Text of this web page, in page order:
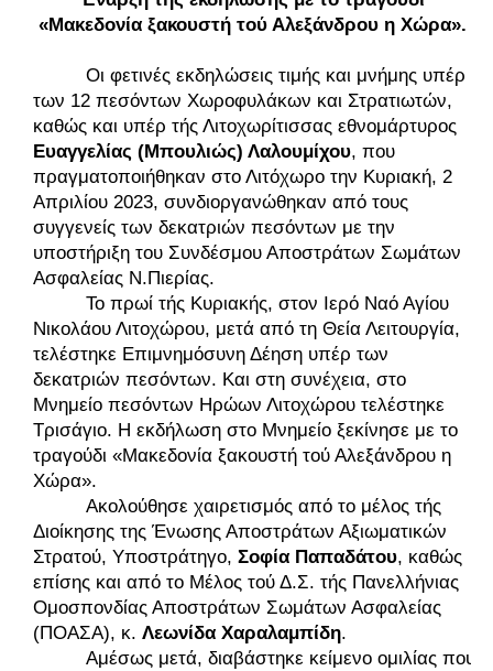
«Μακεδονία ξακουστή τού Αλεξάνδρου η Χώρα».
Οι φετινές εκδηλώσεις τιμής και μνήμης υπέρ
των 12 πεσόντων Χωροφυλάκων και Στρατιωτών,
Ευαγγελίας (Μπουλιώς) Λαλουμίχου, που
πραγματοποιήθηκαν στο Λιτόχωρο την Κυριακή, 2
Απριλίου 2023, συνδιοργανώθηκαν από τους
συγγενείς των δεκατριών πεσόντων με την
υποστήριξη του Συνδέσμου Αποστράτων Σωμάτων
Ασφαλείας Ν.Πιερίας.
Το πρωί τής Κυριακής, στον Ιερό Ναό Αγίου
Νικολάου Λιτοχώρου, μετά από τη Θεία Λειτουργία,
τελέστηκε Επιμνημόσυνη Δέηση υπέρ των
δεκατριών πεσόντων. Και στη συνέχεια, στο
Μνημείο πεσόντων Ηρώων Λιτοχώρου τελέστηκε
Τρισάγιο. Η εκδήλωση στο Μνημείο ξεκίνησε με το
τραγούδι «Μακεδονία ξακουστή τού Αλεξάνδρου η
Χώρα».
Ακολούθησε χαιρετισμός από το μέλος τής
Διοίκησης της Ένωσης Αποστράτων Αξιωματικών
Στρατού, Υποστράτηγο, Σοφία Παπαδάτου, καθώς
επίσης και από το Μέλος τού Δ.Σ. τής Πανελλήνιας
Ομοσπονδίας Αποστράτων Σωμάτων Ασφαλείας
(ΠΟΑΣΑ), κ. Λεωνίδα Χαραλαμπίδη.
Αμέσως μετά, διαβάστηκε κείμενο ομιλίας που